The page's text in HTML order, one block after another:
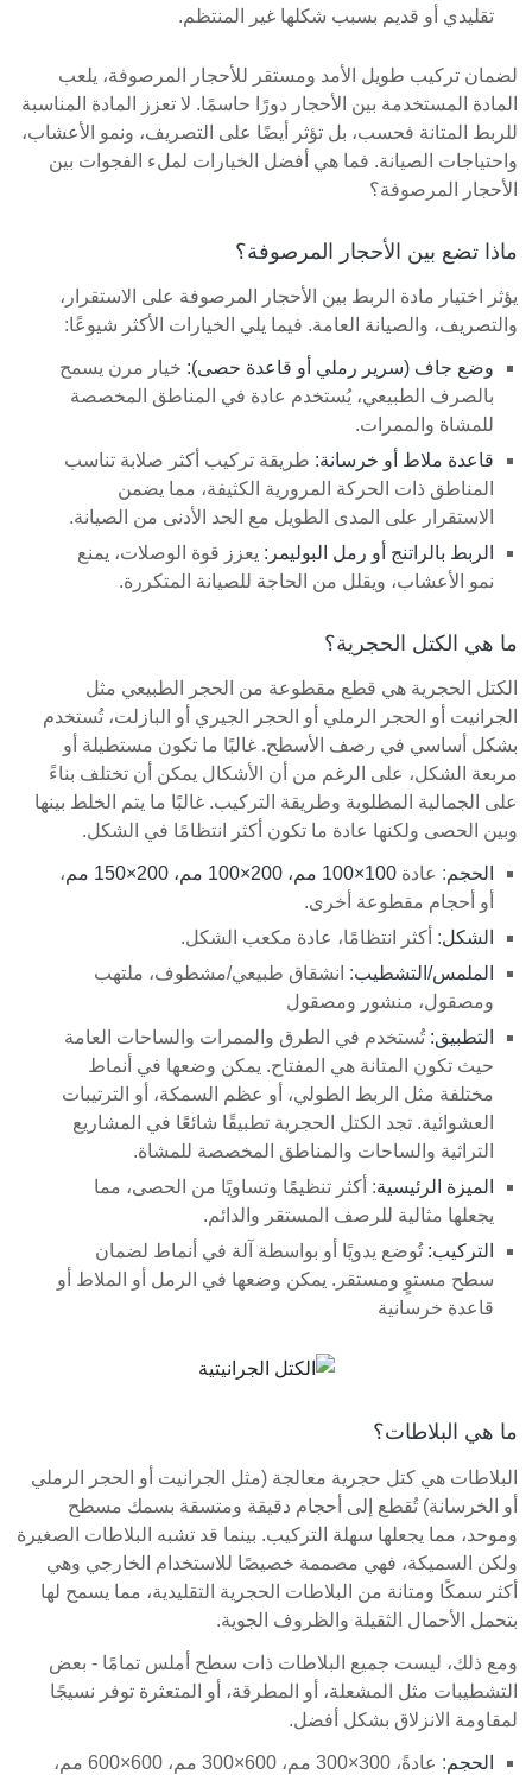
تقليدي أو قديم بسبب شكلها غير المنتظم.
لضمان تركيب طويل الأمد ومستقر للأحجار المرصوفة، يلعب
المادة المستخدمة بين الأحجار دورًا حاسمًا. لا تعزز المادة المناسبة
للربط المتانة فحسب، بل تؤثر أيضًا على التصريف، ونمو الأعشاب،
واحتياجات الصيانة. فما هي أفضل الخيارات لملء الفجوات بين
الأحجار المرصوفة؟
ماذا تضع بين الأحجار المرصوفة؟
يؤثر اختيار مادة الربط بين الأحجار المرصوفة على الاستقرار،
والتصريف، والصيانة العامة. فيما يلي الخيارات الأكثر شيوعًا:
وضع جاف (سرير رملي أو قاعدة حصى): خيار مرن يسمح
بالصرف الطبيعي، يُستخدم عادة في المناطق المخصصة
للمشاة والممرات.
قاعدة ملاط أو خرسانة: طريقة تركيب أكثر صلابة تناسب
المناطق ذات الحركة المرورية الكثيفة، مما يضمن
الاستقرار على المدى الطويل مع الحد الأدنى من الصيانة.
الربط بالراتنج أو رمل البوليمر: يعزز قوة الوصلات، يمنع
نمو الأعشاب، ويقلل من الحاجة للصيانة المتكررة.
ما هي الكتل الحجرية؟
الكتل الحجرية هي قطع مقطوعة من الحجر الطبيعي مثل
الجرانيت أو الحجر الرملي أو الحجر الجيري أو البازلت، تُستخدم
بشكل أساسي في رصف الأسطح. غالبًا ما تكون مستطيلة أو
مربعة الشكل، على الرغم من أن الأشكال يمكن أن تختلف بناءً
على الجمالية المطلوبة وطريقة التركيب. غالبًا ما يتم الخلط بينها
وبين الحصى ولكنها عادة ما تكون أكثر انتظامًا في الشكل.
الحجم: عادة 100×100 مم، 200×100 مم، 200×150 مم
،
أو أحجام مقطوعة أخرى.
الشكل: أكثر انتظامًا، عادة مكعب الشكل.
الملمس/التشطيب: انشقاق طبيعي/مشطوف، ملتهب
ومصقول، منشور ومصقول
التطبيق: تُستخدم في الطرق والممرات والساحات العامة
حيث تكون المتانة هي المفتاح. يمكن وضعها في أنماط
مختلفة مثل الربط الطولي، أو عظم السمكة، أو الترتيبات
العشوائية. تجد الكتل الحجرية تطبيقًا شائعًا في المشاريع
التراثية والساحات والمناطق المخصصة للمشاة.
الميزة الرئيسية: أكثر تنظيمًا وتساويًا من الحصى، مما
يجعلها مثالية للرصف المستقر والدائم.
التركيب: تُوضع يدويًا أو بواسطة آلة في أنماط لضمان
سطح مستوٍ ومستقر. يمكن وضعها في الرمل أو الملاط أو
قاعدة خرسانية
ما هي البلاطات؟
البلاطات هي كتل حجرية معالجة (مثل الجرانيت أو الحجر الرملي
أو الخرسانة) تُقطع إلى أحجام دقيقة ومتسقة بسمك مسطح
وموحد، مما يجعلها سهلة التركيب. بينما قد تشبه البلاطات الصغيرة
ولكن السميكة، فهي مصممة خصيصًا للاستخدام الخارجي وهي
أكثر سمكًا ومتانة من البلاطات الحجرية التقليدية، مما يسمح لها
بتحمل الأحمال الثقيلة والظروف الجوية.
ومع ذلك، ليست جميع البلاطات ذات سطح أملس تمامًا - بعض
التشطيبات مثل المشعلة، أو المطرقة، أو المتعثرة توفر نسيجًا
لمقاومة الانزلاق بشكل أفضل.
الحجم : عادةً، 300×300 مم، 600×300 مم، 600×600 مم،